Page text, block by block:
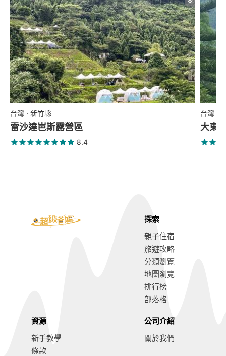
台灣 · 新竹縣
雷沙達岜斯露營區
8.4
台灣 ·
大東
探索
親子住宿
旅遊攻略
分類瀏覽
地圖瀏覽
排行榜
部落格
資源
新手教學
條款
公司介紹
關於我們